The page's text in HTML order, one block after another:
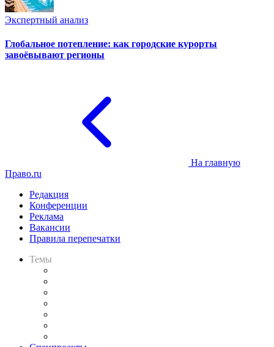
Экспертный анализ
Глобальное потепление: как городские курорты
завоёвывают регионы
На главную
Право.ru
Редакция
Конференции
Реклама
Вакансии
Правила перепечатки
Темы